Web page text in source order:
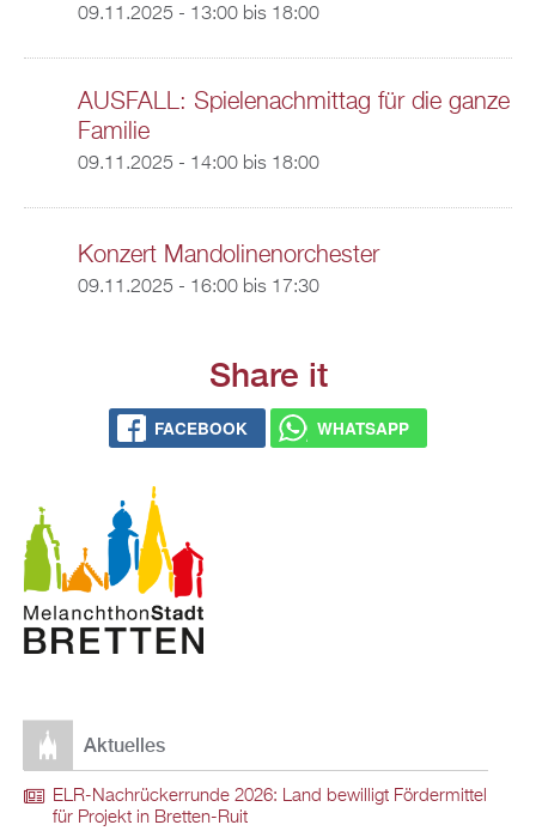
09.11.2025 - 13:00bis 18:00
AUSFALL: Spielenachmittag für die ganze
Familie
09.11.2025 - 14:00bis 18:00
Konzert Mandolinenorchester
09.11.2025 - 16:00bis 17:30
Share it
FACEBOOK WHATSAPP
Aktuelles
ELR-Nachrückerrunde 2026: Land bewilligt Fördermittel
für Projekt in Bretten-Ruit